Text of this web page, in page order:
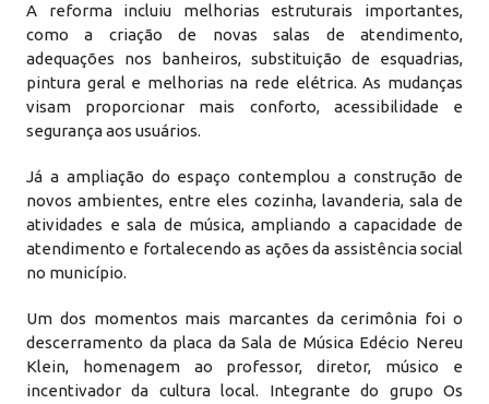
A reforma incluiu melhorias estruturais importantes,
como a criação de novas salas de atendimento,
adequações nos banheiros, substituição de esquadrias,
pintura geral e melhorias na rede elétrica. As mudanças
visam proporcionar mais conforto, acessibilidade e
segurança aos usuários.
Já a ampliação do espaço contemplou a construção de
novos ambientes, entre eles cozinha, lavanderia, sala de
atividades e sala de música, ampliando a capacidade de
atendimento e fortalecendo as ações da assistência social
no município.
Um dos momentos mais marcantes da cerimônia foi o
descerramento da placa da Sala de Música Edécio Nereu
Klein, homenagem ao professor, diretor, músico e
incentivador da cultura local. Integrante do grupo Os